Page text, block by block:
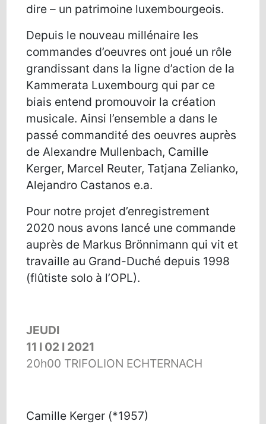
dire – un patrimoine luxembourgeois.
Depuis le nouveau millénaire les
commandes d’oeuvres ont joué un rôle
grandissant dans la ligne d’action de la
Kammerata Luxembourg qui par ce
biais entend promouvoir la création
musicale. Ainsi l’ensemble a dans le
passé commandité des oeuvres auprès
de Alexandre Mullenbach, Camille
Kerger, Marcel Reuter, Tatjana Zelianko,
Alejandro Castanos e.a.
Pour notre projet d’enregistrement
2020 nous avons lancé une commande
auprès de Markus Brönnimann qui vit et
travaille au Grand-Duché depuis 1998
(flûtiste solo à l’OPL).
JEUDI
11 I 02 I 2021
20h00 TRIFOLION ECHTERNACH
Camille Kerger (*1957)